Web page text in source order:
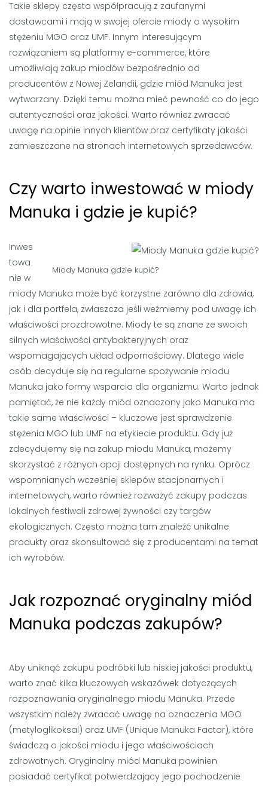
Takie sklepy często współpracują z zaufanymi
dostawcami i mają w swojej ofercie miody o wysokim
stężeniu MGO oraz UMF. Innym interesującym
rozwiązaniem są platformy e-commerce, które
umożliwiają zakup miodów bezpośrednio od
producentów z Nowej Zelandii, gdzie miód Manuka jest
wytwarzany. Dzięki temu można mieć pewność co do jego
autentyczności oraz jakości. Warto również zwracać
uwagę na opinie innych klientów oraz certyfikaty jakości
zamieszczane na stronach internetowych sprzedawców.
Czy warto inwestować w miody
Manuka i gdzie je kupić?
Miody Manuka gdzie kupić?
Inwes
towa
nie w
miody Manuka może być korzystne zarówno dla zdrowia,
jak i dla portfela, zwłaszcza jeśli weźmiemy pod uwagę ich
właściwości prozdrowotne. Miody te są znane ze swoich
silnych właściwości antybakteryjnych oraz
wspomagających układ odpornościowy. Dlatego wiele
osób decyduje się na regularne spożywanie miodu
Manuka jako formy wsparcia dla organizmu. Warto jednak
pamiętać, że nie każdy miód oznaczony jako Manuka ma
takie same właściwości – kluczowe jest sprawdzenie
stężenia MGO lub UMF na etykiecie produktu. Gdy już
zdecydujemy się na zakup miodu Manuka, możemy
skorzystać z różnych opcji dostępnych na rynku. Oprócz
wspomnianych wcześniej sklepów stacjonarnych i
internetowych, warto również rozważyć zakupy podczas
lokalnych festiwali zdrowej żywności czy targów
ekologicznych. Często można tam znaleźć unikalne
produkty oraz skonsultować się z producentami na temat
ich wyrobów.
Jak rozpoznać oryginalny miód
Manuka podczas zakupów?
Aby uniknąć zakupu podróbki lub niskiej jakości produktu,
warto znać kilka kluczowych wskazówek dotyczących
rozpoznawania oryginalnego miodu Manuka. Przede
wszystkim należy zwracać uwagę na oznaczenia MGO
(metyloglikoksal) oraz UMF (Unique Manuka Factor), które
świadczą o jakości miodu i jego właściwościach
zdrowotnych. Oryginalny miód Manuka powinien
posiadać certyfikat potwierdzający jego pochodzenie